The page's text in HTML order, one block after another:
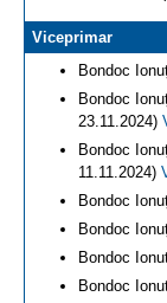
Viceprimar
Bondoc
Bondoc
23.11.2024)
Bondoc
11.11.2024)
Bondoc
Bondoc
Bondoc
Bondoc